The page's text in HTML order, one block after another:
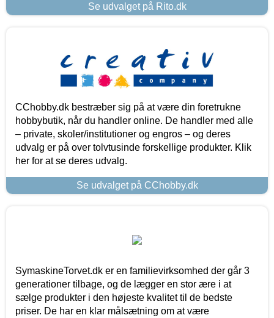
Se udvalget på Rito.dk
CChobby.dk bestræber sig på at være din foretrukne
hobbybutik, når du handler online. De handler med alle
– private, skoler/institutioner og engros – og deres
udvalg er på over tolvtusinde forskellige produkter. Klik
her for at se deres udvalg.
Se udvalget på CChobby.dk
SymaskineTorvet.dk er en familievirksomhed der går 3
generationer tilbage, og de lægger en stor ære i at
sælge produkter i den højeste kvalitet til de bedste
priser. De har en klar målsætning om at være